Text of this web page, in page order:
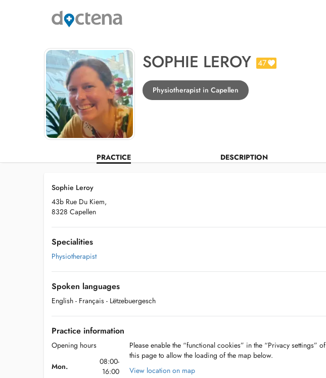
SOPHIE LEROY 47
Physiotherapist in Capellen
PRACTICE DESCRIPTION
Sophie Leroy
43b Rue Du Kiem,
8328 Capellen
Specialities
Physiotherapist
Spoken languages
English - Français - Lëtzebuergesch
Practice information
Opening hours
Mon.
08:00-
16:00
Please enable the “functional cookies” in the “Privacy settings” of
this page to allow the loading of the map below.
View location on map